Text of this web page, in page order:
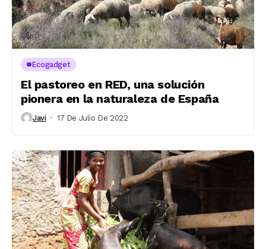
Ecogadget
El pastoreo en RED, una solución
pionera en la naturaleza de España
Javi 17 De Julio De 2022